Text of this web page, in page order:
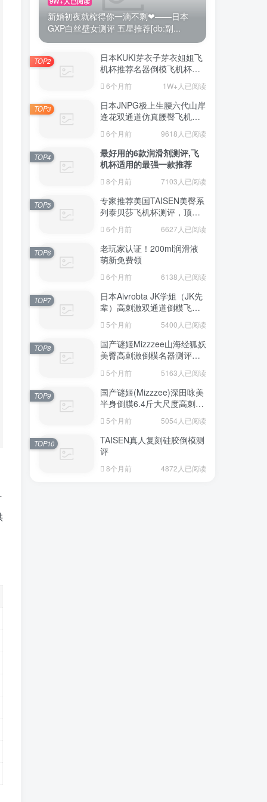
新婚初夜就榨得你一滴不剩❤——日本
GXP白丝壁女测评 五星推荐[db:副...
日本KUKI芽衣子芽衣姐姐飞
机杯推荐名器倒模飞机杯测
6个月前 1W+人已阅读
TOP2
日本JNPG极上生腰六代山岸
逢花双通道仿真腰臀飞机杯
致真实感的资深玩家
6个月前 9618人已阅读
TOP3
最好用的6款润滑剂测评,飞
机杯适用的最强一款推荐
8个月前 7103人已阅读
TOP4
专家推荐美国TAISEN美臀系
列泰贝莎飞机杯测评，顶级
品质带来极致享受!
6个月前 6627人已阅读
TOP5
老玩家认证！200ml润滑液
萌新免费领
6个月前 6138人已阅读
TOP6
日本Aivrobta JK学姐（JK先
辈）高刺激双通道倒模飞机
杯深度测评报告
5个月前 5400人已阅读
TOP7
国产谜姬Mizzzee山海经狐妖
美臀高刺激倒模名器测评报
5个月前 5163人已阅读
TOP8
国产谜姬(Mizzzee)深田咏美
半身倒膜6.4斤大尺度高刺激
5个月前 5054人已阅读
TOP9
TAISEN真人复刻硅胶倒模测
评
8个月前 4872人已阅读
TOP10